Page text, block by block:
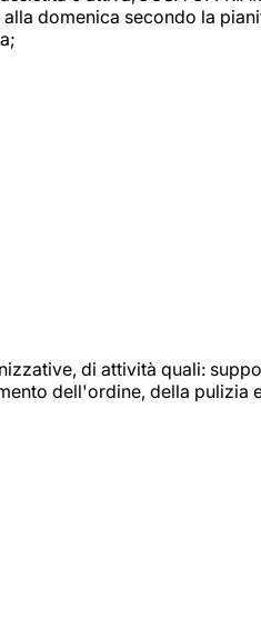
domenica secondo la
di attività quali:
dell'ordine, della pulizia